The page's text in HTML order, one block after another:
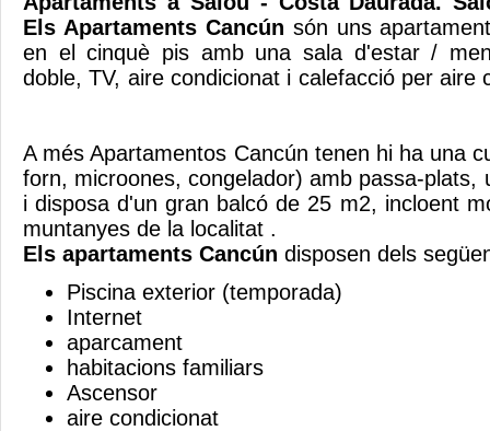
Els Apartaments Cancún són uns
en el cinquè pis amb una sala d'estar /
doble, TV, aire condicionat i
A més Apartamentos Cancún tenen hi ha una
forn, microones, congelador) amb passa-plats,
i disposa d'un gran balcó de 25 m2, incloent
muntanyes de la
Els apartaments Cancún disposen dels
Piscina exterior (temporada)
Internet
aparcament
habitacions familiars
Ascensor
aire condicionat